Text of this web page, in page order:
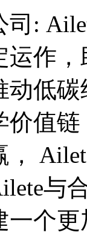
司:
运作
动低
价值
与
一个